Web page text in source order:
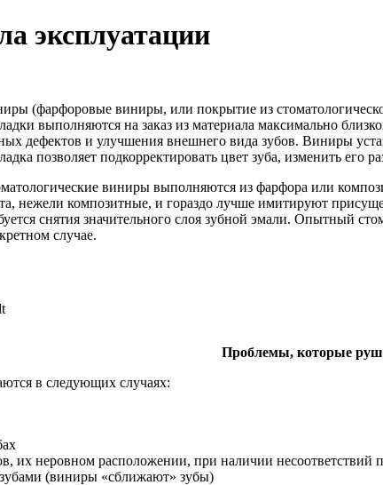
эксплуатации
(фарфоровые виниры, или покрытие из
выполняются на заказ из материала максимально
дефектов и улучшения внешнего вида зубов. Виниры
позволяет подкорректировать цвет зуба, изменить его
виниры выполняются из фарфора или
нежели композитные, и гораздо лучше имитируют
снятия значительного слоя зубной эмали. Опытный
случае.
Проблемы, которые
в следующих случаях:
их неровном расположении, при наличии несоответствий
(виниры «сближают» зубы)